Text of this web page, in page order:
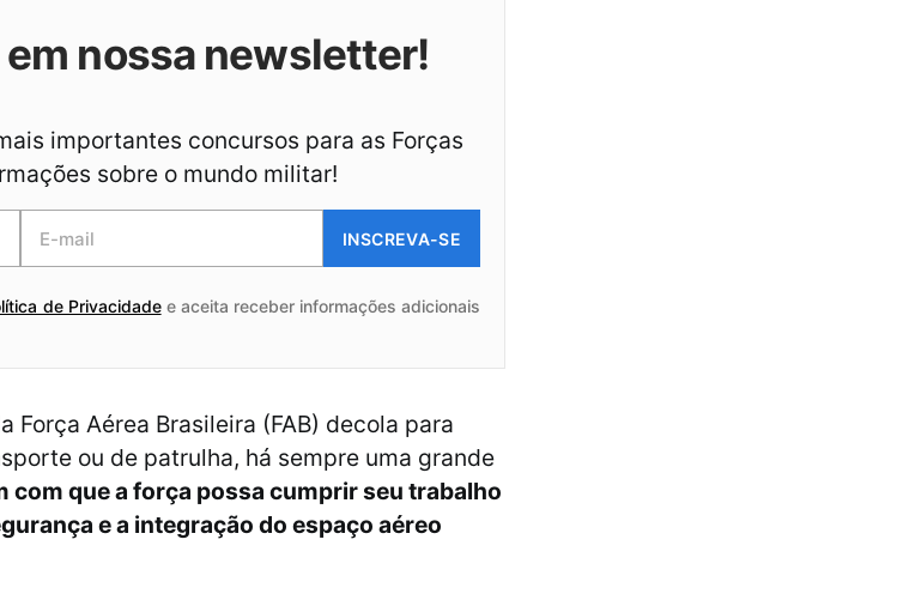
nossa newsletter!
importantes concursos para as Forças
sobre o mundo militar!
INSCREVA-SE
de Privacidadee aceita receber informações adicionais
Força Aérea Brasileira (FAB) decola para
ou de patrulha, há sempre uma grande
com que a força possa cumprir seu trabalho
e a integração do espaço aéreo